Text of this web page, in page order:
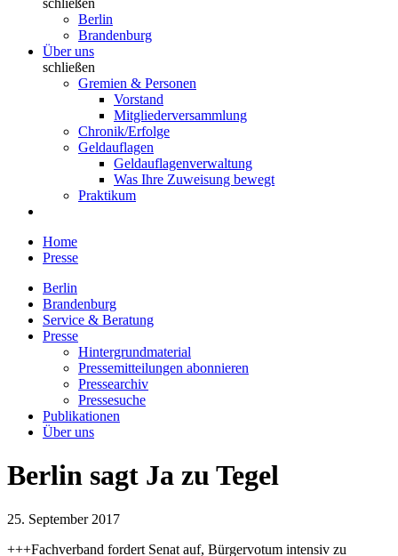
schließen
Berlin
Brandenburg
Über uns
schließen
Gremien & Personen
Vorstand
Mitgliederversammlung
Chronik/Erfolge
Geldauflagen
Geldauflagenverwaltung
Was Ihre Zuweisung bewegt
Praktikum
Home
Presse
Berlin
Brandenburg
Service & Beratung
Presse
Hintergrundmaterial
Pressemitteilungen abonnieren
Pressearchiv
Pressesuche
Publikationen
Über uns
Berlin sagt Ja zu Tegel
25. September 2017
+++Fachverband fordert Senat auf, Bürgervotum intensiv zu